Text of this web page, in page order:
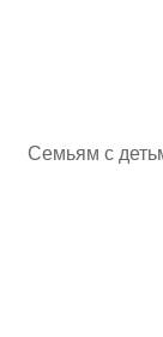
Семьям с